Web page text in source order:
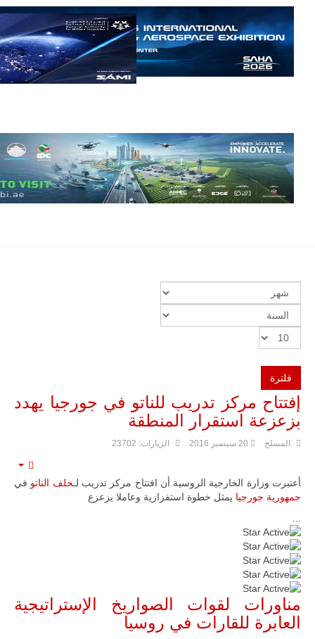
حرب
العصابات في
مالي.
مع تصاعد حدة
الحرب الجوية
الروسية في
مالي رُصدت
لحملة مكافحة
التمرد في
منطقة الساحل،
فإن الجمع بين
قدرة طائرة
أوريون على
التحليق…
ليبيا | إنطلاق
تدريبات
فلينتلوك
2026 الدولية
بمشاركة
بمدينة سرت
الليبية.
العسكريتين في
شرق البلاد
حضور دولي
فلترة
إفتتاح مركز تدريب للناتو في جورجيا يهدد
بزعزعة استقرار المنطقة
المسلح 20 سبتمبر 2016 الزيارات: 23702
أعتبرت وزارة الخارجية الروسية أن افتتاح مركز تدريب لـحلف الناتو في
جمهورية جورجيا يمثل خطوة استفزازية وعاملا يزعزع
تقييم
المستخدم:5
/
مناورات لقوات الصواريخ الإستراتيجية
العابرة للقارات في روسيا